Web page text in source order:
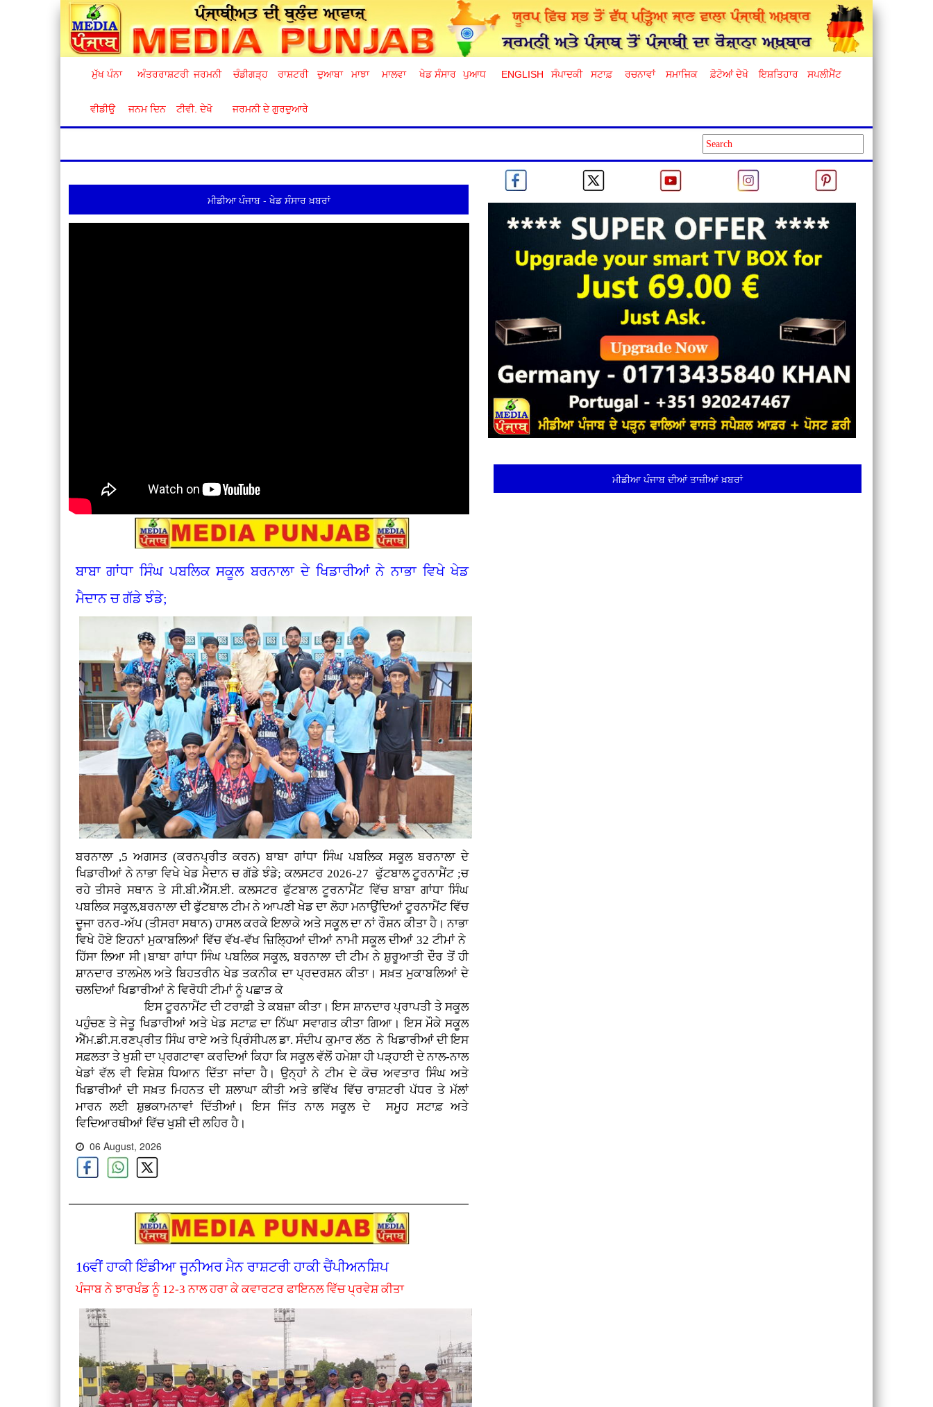
ਮੁੱਖ ਪੰਨਾ ਅੰਤਰਰਾਸ਼ਟਰੀ ਜਰਮਨੀ ਚੰਡੀਗੜ੍ਹ ਰਾਸ਼ਟਰੀ ਦੁਆਬਾ ਮਾਝਾ ਮਾਲਵਾ ਖੇਡ ਸੰਸਾਰ ਪੁਆਧ ENGLISH ਸੰਪਾਦਕੀ ਸਟਾਫ਼ ਰਚਨਾਵਾਂ ਸਮਾਜਿਕ ਫ਼ੋਟੋਆਂ ਦੇਖੋ ਇਸ਼ਤਿਹਾਰ ਸਪਲੀਮੈਂਟ
ਵੀਡੀਉ ਜਨਮ ਦਿਨ ਟੀਵੀ. ਦੇਖੋ ਜਰਮਨੀ ਦੇ ਗੁਰਦੁਆਰੇ
ਮੀਡੀਆ ਪੰਜਾਬ - ਖੇਡ ਸੰਸਾਰ ਖ਼ਬਰਾਂ
ਬਾਬਾ ਗਾਂਧਾ ਸਿੰਘ ਪਬਲਿਕ ਸਕੂਲ ਬਰਨਾਲਾ ਦੇ ਖਿਡਾਰੀਆਂ ਨੇ ਨਾਭਾ ਵਿਖੇ ਖੇਡ
ਮੈਦਾਨ ਚ ਗੱਡੇ ਝੰਡੇ;
ਬਰਨਾਲਾ ,5 ਅਗਸਤ (ਕਰਨਪ੍ਰੀਤ ਕਰਨ) ਬਾਬਾ ਗਾਂਧਾ ਸਿੰਘ ਪਬਲਿਕ ਸਕੂਲ ਬਰਨਾਲਾ ਦੇ
ਖਿਡਾਰੀਆਂ ਨੇ ਨਾਭਾ ਵਿਖੇ ਖੇਡ ਮੈਦਾਨ ਚ ਗੱਡੇ ਝੰਡੇ; ਕਲਸਟਰ 2026-27 ਫੁੱਟਬਾਲ ਟੂਰਨਾਮੈਂਟ ;ਚ
ਰਹੇ ਤੀਸਰੇ ਸਥਾਨ ਤੇ ਸੀ.ਬੀ.ਐੱਸ.ਈ. ਕਲਸਟਰ ਫੁੱਟਬਾਲ ਟੂਰਨਾਮੈਂਟ ਵਿੱਚ ਬਾਬਾ ਗਾਂਧਾ ਸਿੰਘ
ਪਬਲਿਕ ਸਕੂਲ,ਬਰਨਾਲਾ ਦੀ ਫੁੱਟਬਾਲ ਟੀਮ ਨੇ ਆਪਣੀ ਖੇਡ ਦਾ ਲੋਹਾ ਮਨਾਉਂਦਿਆਂ ਟੂਰਨਾਮੈਂਟ ਵਿੱਚ
ਦੂਜਾ ਰਨਰ-ਅੱਪ (ਤੀਸਰਾ ਸਥਾਨ) ਹਾਸਲ ਕਰਕੇ ਇਲਾਕੇ ਅਤੇ ਸਕੂਲ ਦਾ ਨਾਂ ਰੌਸ਼ਨ ਕੀਤਾ ਹੈ। ਨਾਭਾ
ਵਿਖੇ ਹੋਏ ਇਹਨਾਂ ਮੁਕਾਬਲਿਆਂ ਵਿੱਚ ਵੱਖ-ਵੱਖ ਜ਼ਿਲ੍ਹਿਆਂ ਦੀਆਂ ਨਾਮੀ ਸਕੂਲ ਦੀਆਂ 32 ਟੀਮਾਂ ਨੇ
ਹਿੱਸਾ ਲਿਆ ਸੀ।ਬਾਬਾ ਗਾਂਧਾ ਸਿੰਘ ਪਬਲਿਕ ਸਕੂਲ, ਬਰਨਾਲਾ ਦੀ ਟੀਮ ਨੇ ਸ਼ੁਰੂਆਤੀ ਦੌਰ ਤੋਂ ਹੀ
ਸ਼ਾਨਦਾਰ ਤਾਲਮੇਲ ਅਤੇ ਬਿਹਤਰੀਨ ਖੇਡ ਤਕਨੀਕ ਦਾ ਪ੍ਰਦਰਸ਼ਨ ਕੀਤਾ। ਸਖ਼ਤ ਮੁਕਾਬਲਿਆਂ ਦੇ
ਚਲਦਿਆਂ ਖਿਡਾਰੀਆਂ ਨੇ ਵਿਰੋਧੀ ਟੀਮਾਂ ਨੂੰ ਪਛਾੜ ਕੇ
ਇਸ ਟੂਰਨਾਮੈਂਟ ਦੀ ਟਰਾਫ਼ੀ ਤੇ ਕਬਜ਼ਾ ਕੀਤਾ। ਇਸ ਸ਼ਾਨਦਾਰ ਪ੍ਰਾਪਤੀ ਤੇ ਸਕੂਲ
ਪਹੁੰਚਣ ਤੇ ਜੇਤੂ ਖਿਡਾਰੀਆਂ ਅਤੇ ਖੇਡ ਸਟਾਫ਼ ਦਾ ਨਿੱਘਾ ਸਵਾਗਤ ਕੀਤਾ ਗਿਆ। ਇਸ ਮੌਕੇ ਸਕੂਲ
ਐੱਮ.ਡੀ.ਸ.ਰਣਪ੍ਰੀਤ ਸਿੰਘ ਰਾਏ ਅਤੇ ਪ੍ਰਿੰਸੀਪਲ ਡਾ. ਸੰਦੀਪ ਕੁਮਾਰ ਲੱਠ ਨੇ ਖਿਡਾਰੀਆਂ ਦੀ ਇਸ
ਸਫ਼ਲਤਾ ਤੇ ਖੁਸ਼ੀ ਦਾ ਪ੍ਰਗਟਾਵਾ ਕਰਦਿਆਂ ਕਿਹਾ ਕਿ ਸਕੂਲ ਵੱਲੋਂ ਹਮੇਸ਼ਾ ਹੀ ਪੜ੍ਹਾਈ ਦੇ ਨਾਲ-ਨਾਲ
ਖੇਡਾਂ ਵੱਲ ਵੀ ਵਿਸ਼ੇਸ਼ ਧਿਆਨ ਦਿੱਤਾ ਜਾਂਦਾ ਹੈ। ਉਨ੍ਹਾਂ ਨੇ ਟੀਮ ਦੇ ਕੋਚ ਅਵਤਾਰ ਸਿੰਘ ਅਤੇ
ਖਿਡਾਰੀਆਂ ਦੀ ਸਖ਼ਤ ਮਿਹਨਤ ਦੀ ਸ਼ਲਾਘਾ ਕੀਤੀ ਅਤੇ ਭਵਿੱਖ ਵਿੱਚ ਰਾਸ਼ਟਰੀ ਪੱਧਰ ਤੇ ਮੱਲਾਂ
ਮਾਰਨ ਲਈ ਸ਼ੁਭਕਾਮਨਾਵਾਂ ਦਿੱਤੀਆਂ। ਇਸ ਜਿੱਤ ਨਾਲ ਸਕੂਲ ਦੇ ਸਮੂਹ ਸਟਾਫ਼ ਅਤੇ
ਵਿਦਿਆਰਥੀਆਂ ਵਿੱਚ ਖੁਸ਼ੀ ਦੀ ਲਹਿਰ ਹੈ।
06 August, 2026
16ਵੀਂ ਹਾਕੀ ਇੰਡੀਆ ਜੂਨੀਅਰ ਮੈਨ ਰਾਸ਼ਟਰੀ ਹਾਕੀ ਚੈਂਪੀਅਨਸ਼ਿਪ
ਪੰਜਾਬ ਨੇ ਝਾਰਖੰਡ ਨੂੰ 12-3 ਨਾਲ ਹਰਾ ਕੇ ਕਵਾਰਟਰ ਫਾਇਨਲ ਵਿੱਚ ਪ੍ਰਵੇਸ਼ ਕੀਤਾ
ਮੀਡੀਆ ਪੰਜਾਬ ਦੀਆਂ ਤਾਜ਼ੀਆਂ ਖ਼ਬਰਾਂ